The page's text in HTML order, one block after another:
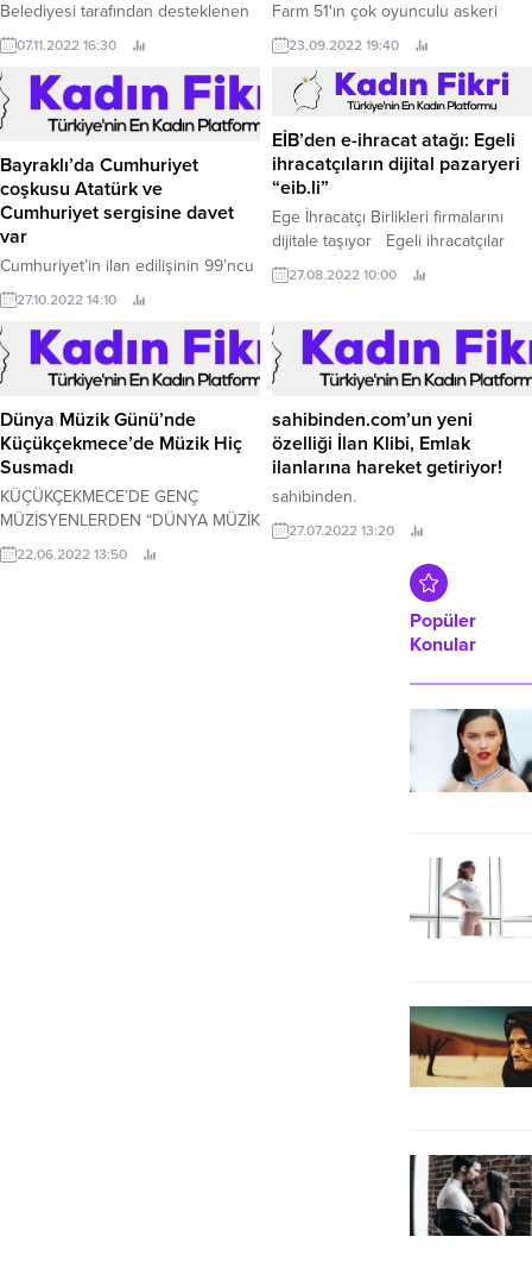
Belediyesi tarafından desteklenen
Nysa antik kentiyle ilgili resim
sergisi açıldı.
07.11.2022 16:30
Farm 51'ın çok oyunculu askeri
nişancı oyunu World War 3'nin Açık
Beta Testi, 29 Eylül 2022'de oyun
severlerle buluşuyor! Bir dizi
Kapalı Beta testin ardından World
War 3, Açık Beta sürümüyle
ücretsiz modele geçiş yapıyor.
23.09.2022 19:40
Bayraklı’da Cumhuriyet
coşkusu Atatürk ve
Cumhuriyet sergisine davet
var
Cumhuriyet’in ilan edilişinin 99’ncu
yıl dönümünü coşkulu etkinlikle
kutlayacak olan Bayraklı Belediyesi,
Cumhuriyet Sergisi’ne ev sahipliği
yapacak.
27.10.2022 14:10
EİB’den e-ihracat atağı: Egeli
ihracatçıların dijital pazaryeri
“eib.li”
Ege İhracatçı Birlikleri firmalarını
dijitale taşıyor Egeli ihracatçılar
hedefine e-ihracat ile ulaşacak
2021'de perakende e-ticaret
trilyon dolara ulaştı.
27.08.2022 10:00
Dünya Müzik Günü’nde
Küçükçekmece’de Müzik Hiç
Susmadı
KÜÇÜKÇEKMECE’DE GENÇ
MÜZİSYENLERDEN “DÜNYA MÜZİK
GÜNÜ” KONSERİ Küçükçekmece
Belediyesi tarafından 21 Haziran
22.06.2022 13:50
sahibinden.com’un yeni
özelliği İlan Klibi, Emlak
ilanlarına hareket getiriyor!
sahibinden.
27.07.2022 13:20
Popüler
Konular